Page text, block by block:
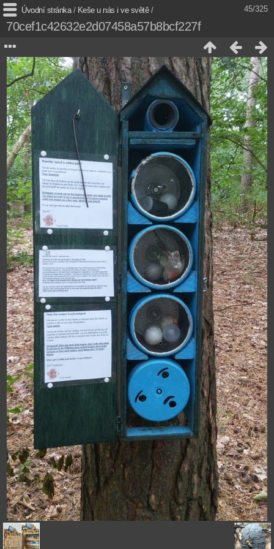
45/325
Úvodní stránka/ Keše u nás i ve světě/
70cef1c42632e2d07458a57b8bcf227f